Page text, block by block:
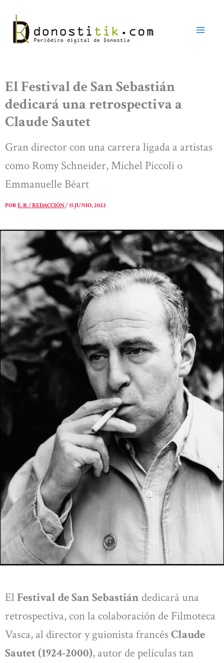
contenido
El Festival de San Sebastián
dedicará una retrospectiva a
Claude Sautet
Gran director con una carrera ligada a artistas
como Romy Schneider, Michel Piccoli o
Emmanuelle Béart
PORE. B. / REDACCIÓN/15 JUNIO, 2022
El Festival de San Sebastián dedicará una
retrospectiva, con la colaboración de Filmoteca
Vasca, al director y guionista francésClaude
Sautet (1924-2000), autor de películas tan